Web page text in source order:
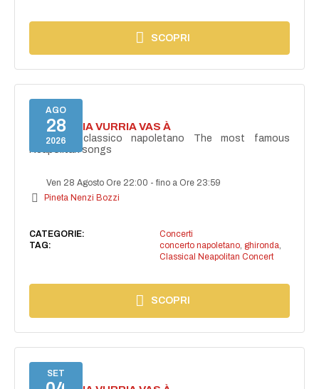
SCOPRI
AGO
28
2026
I'TE VURRIA VURRIA VAS À
Concerto classico napoletano The most famous
Neapolitan songs
Ven 28 Agosto Ore 22:00 -fino a Ore 23:59
Pineta Nenzi Bozzi
CATEGORIE:
Concerti
TAG:
concerto napoletano, ghironda,
Classical Neapolitan Concert
SCOPRI
SET